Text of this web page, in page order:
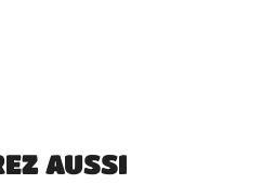
AUSSI